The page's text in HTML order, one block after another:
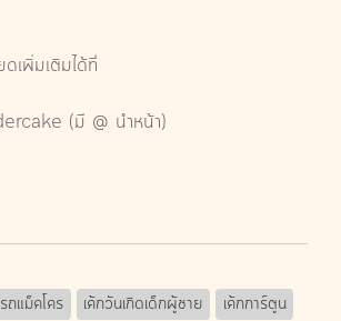
เพิ่มเติมได้ที่
(มี @ นำหน้า)
ถแม็คโคร เค้กวันเกิดเด็กผู้ชาย
เค้กการ์ตูน